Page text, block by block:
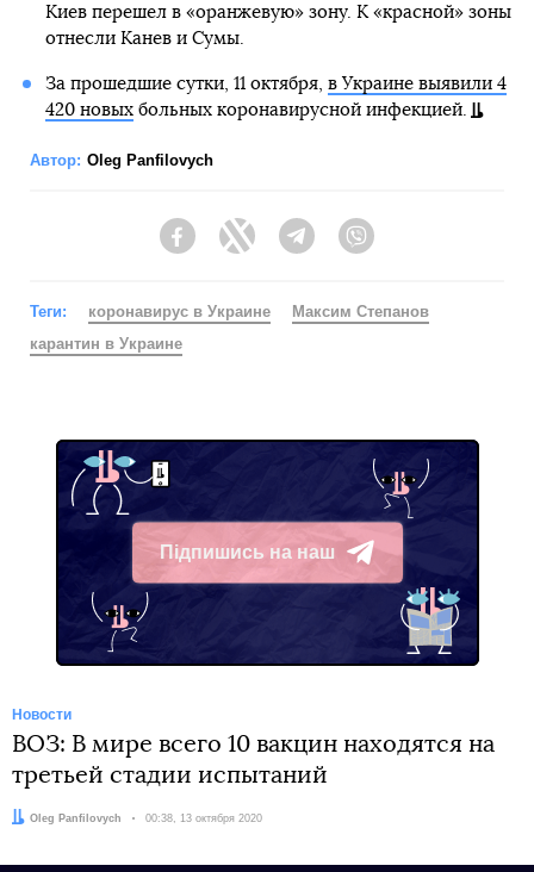
Киев перешел в «оранжевую» зону. К «красной» зоны
отнесли Канев и Сумы.
За прошедшие сутки, 11 октября, в Украине выявили 4
420 новыхбольных коронавирусной инфекцией.
Автор: Oleg Panfilovych
FacebookTwitter Telegram
Теги: коронавирус в Украине
Максим Степанов
карантин в Украине
Підпишись на наш
Telegram
Новости
ВОЗ: В мире всего 10 вакцин находятся на
третьей стадии испытаний
Автор:
Oleg Panfilovych Дата:
00:38, 13 октября 2020